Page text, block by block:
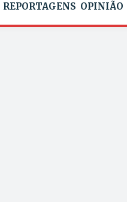
REPORTAGENS OPINIÃO